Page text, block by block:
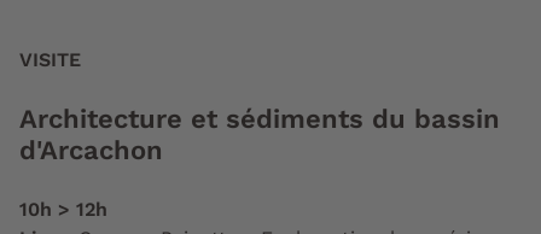
VISITE
Architecture et sédiments du bassin
d'Arcachon
10h > 12h